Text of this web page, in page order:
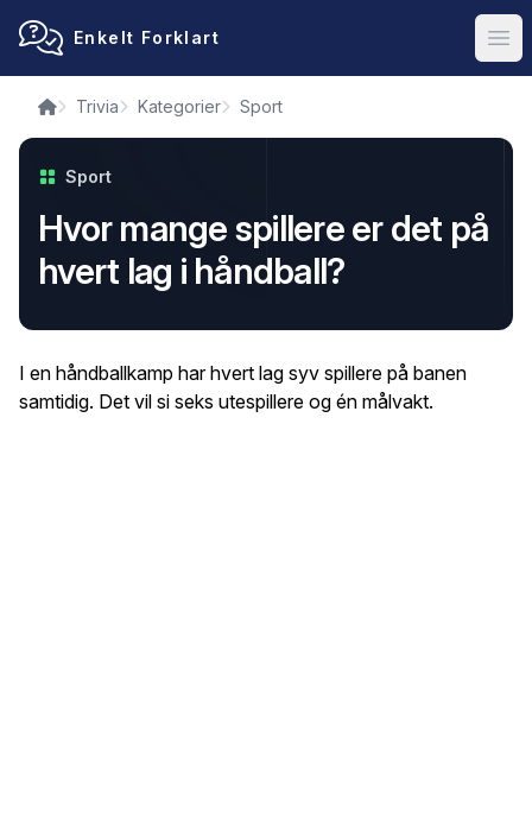
Enkelt Forklart
Trivia Kategorier Sport
Sport
Hvor mange spillere er det på
hvert lag i håndball?
I en håndballkamp har hvert lag syv spillere på banen
samtidig. Det vil si seks utespillere og én målvakt.